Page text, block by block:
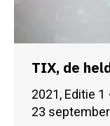
TIX, de
2021, Editie 1
23